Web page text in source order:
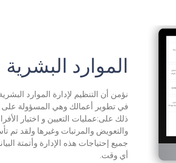
الموارد البشرية
نؤمن أن التنظيم لإدارة الموارد
في تطوير أعمالك وهي المسؤولة على
ذلك على:عمليات التعيين و اختيار
والتعويض والمرتبات وغيرها ولقد تم
جميع إحتياجات هذه الإدارة وأتمتة
أي وقت.